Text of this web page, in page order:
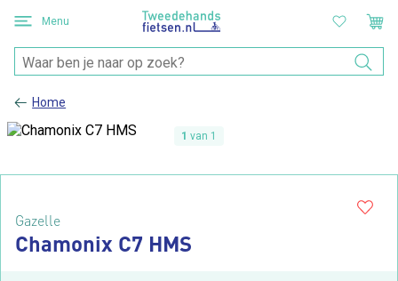
Menu
Home
1 van 1
Gazelle
Chamonix C7 HMS